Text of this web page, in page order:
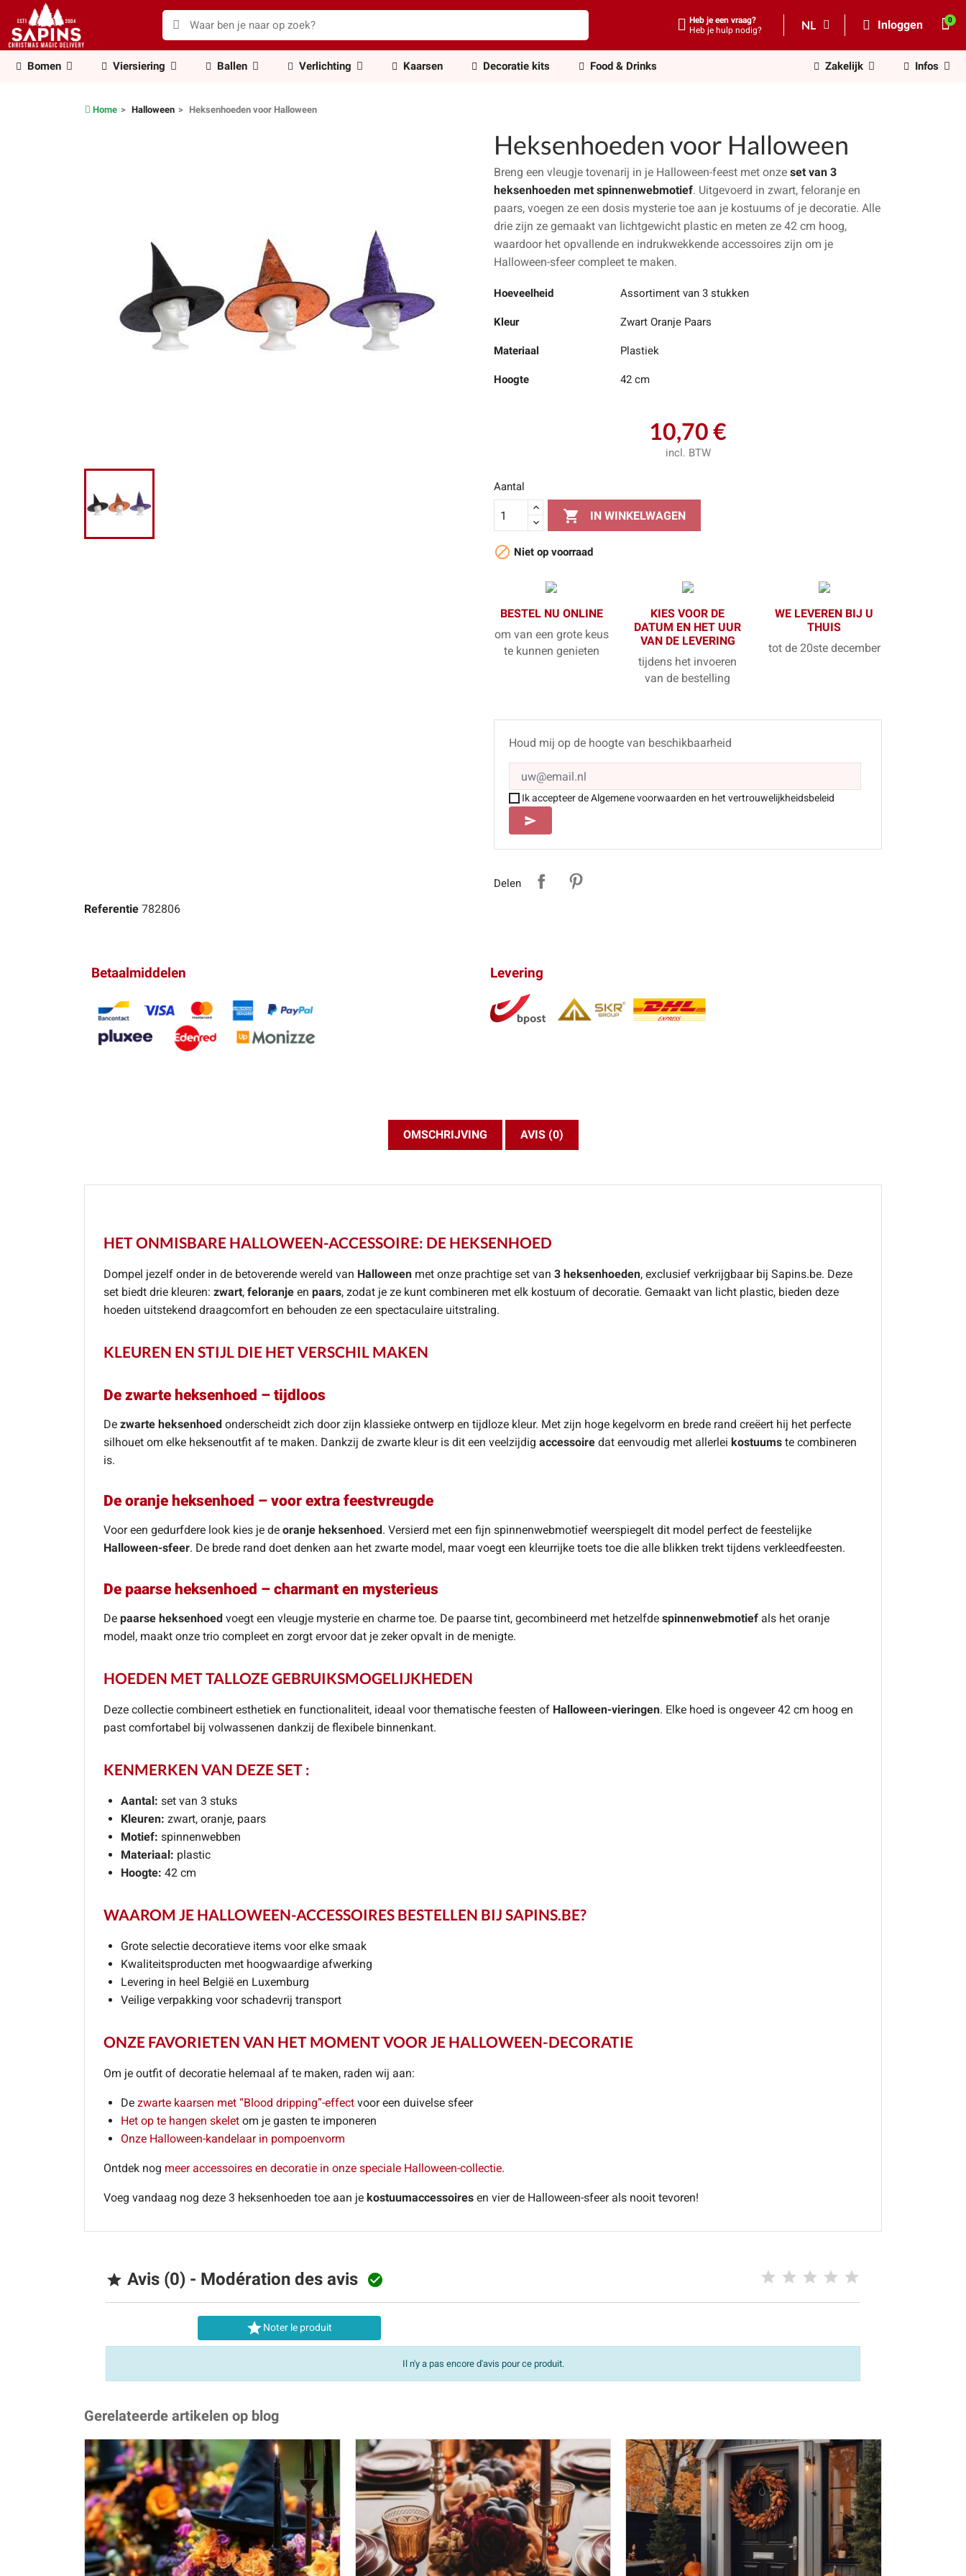
Heb je een vraag?
Heb je hulp nodig?
NL Inloggen
Bomen Viersiering Ballen Verlichting Kaarsen Decoratie kits Food & Drinks Zakelijk Infos
Home Halloween Heksenhoeden voor Halloween
Heksenhoeden voor Halloween
Breng een vleugje tovenarij in je Halloween-feest met onze set van 3
heksenhoeden met spinnenwebmotief. Uitgevoerd in zwart, feloranje en
paars, voegen ze een dosis mysterie toe aan je kostuums of je decoratie. Alle
drie zijn ze gemaakt van lichtgewicht plastic en meten ze 42 cm hoog,
waardoor het opvallende en indrukwekkende accessoires zijn om je
Halloween-sfeer compleet te maken.
Hoeveelheid Assortiment van 3 stukken
Kleur Zwart Oranje Paars
Materiaal Plastiek
Hoogte 42 cm
10,70 €
incl. BTW
Aantal
 IN WINKELWAGEN
 Niet op voorraad
BESTEL NU ONLINE
om van een grote keus
te kunnen genieten
KIES VOOR DE
DATUM EN HET UUR
VAN DE LEVERING
tijdens het invoeren
van de bestelling
WE LEVEREN BIJ U
THUIS
tot de 20ste december
Houd mij op de hoogte van beschikbaarheid
Ik accepteer de Algemene voorwaarden en het vertrouwelijkheidsbeleid
SEND
send
Delen
Referentie 782806
Betaalmiddelen Levering
OMSCHRIJVING AVIS (0)
HET ONMISBARE HALLOWEEN-ACCESSOIRE: DE HEKSENHOED
Dompel jezelf onder in de betoverende wereld van Halloween met onze prachtige set van 3 heksenhoeden, exclusief verkrijgbaar bij Sapins.be. Deze
set biedt drie kleuren: zwart, feloranje en paars, zodat je ze kunt combineren met elk kostuum of decoratie. Gemaakt van licht plastic, bieden deze
hoeden uitstekend draagcomfort en behouden ze een spectaculaire uitstraling.
KLEUREN EN STIJL DIE HET VERSCHIL MAKEN
De zwarte heksenhoed – tijdloos
De zwarte heksenhoed onderscheidt zich door zijn klassieke ontwerp en tijdloze kleur. Met zijn hoge kegelvorm en brede rand creëert hij het perfecte
silhouet om elke heksenoutfit af te maken. Dankzij de zwarte kleur is dit een veelzijdig accessoire dat eenvoudig met allerlei kostuums te combineren
is.
De oranje heksenhoed – voor extra feestvreugde
Voor een gedurfdere look kies je de oranje heksenhoed . Versierd met een fijn spinnenwebmotief weerspiegelt dit model perfect de feestelijke
Halloween-sfeer. De brede rand doet denken aan het zwarte model, maar voegt een kleurrijke toets toe die alle blikken trekt tijdens verkleedfeesten.
De paarse heksenhoed – charmant en mysterieus
De paarse heksenhoed voegt een vleugje mysterie en charme toe. De paarse tint, gecombineerd met hetzelfde spinnenwebmotief als het oranje
model, maakt onze trio compleet en zorgt ervoor dat je zeker opvalt in de menigte.
HOEDEN MET TALLOZE GEBRUIKSMOGELIJKHEDEN
Deze collectie combineert esthetiek en functionaliteit, ideaal voor thematische feesten of Halloween-vieringen. Elke hoed is ongeveer 42 cm hoog en
past comfortabel bij volwassenen dankzij de flexibele binnenkant.
KENMERKEN VAN DEZE SET :
Aantal: set van 3 stuks
Kleuren: zwart, oranje, paars
Motief: spinnenwebben
Materiaal: plastic
Hoogte: 42 cm
WAAROM JE HALLOWEEN-ACCESSOIRES BESTELLEN BIJ SAPINS.BE?
Grote selectie decoratieve items voor elke smaak
Kwaliteitsproducten met hoogwaardige afwerking
Levering in heel België en Luxemburg
Veilige verpakking voor schadevrij transport
ONZE FAVORIETEN VAN HET MOMENT VOOR JE HALLOWEEN-DECORATIE
Om je outfit of decoratie helemaal af te maken, raden wij aan:
De zwarte kaarsen met “Blood dripping”-effect voor een duivelse sfeer
Het op te hangen skelet om je gasten te imponeren
Onze Halloween-kandelaar in pompoenvorm
Ontdek nog meer accessoires en decoratie in onze speciale Halloween-collectie.
Voeg vandaag nog deze 3 heksenhoeden toe aan je kostuumaccessoires en vier de Halloween-sfeer als nooit tevoren!
 Avis (0) - Modération des avis 
Noter le produit
Il n'y a pas encore d'avis pour ce produit.
Gerelateerde artikelen op blog